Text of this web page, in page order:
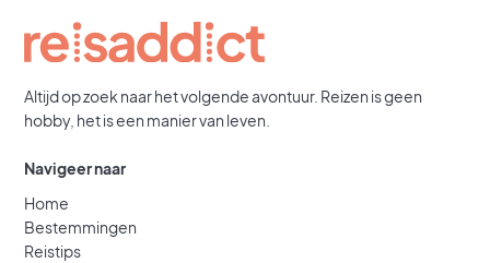
Altijd op zoek naar het volgende avontuur. Reizen is geen
hobby, het is een manier van leven.
Navigeer naar
Home
Bestemmingen
Reistips